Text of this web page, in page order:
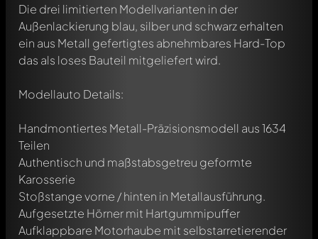
Die drei limitierten Modellvarianten in der
Außenlackierung blau, silber und schwarz erhalten
ein aus Metall gefertigtes abnehmbares Hard-Top
das als loses Bauteil mitgeliefert wird.
Modellauto Details:
Handmontiertes Metall-Präzisionsmodell aus 1634
Teilen
Authentisch und maßstabsgetreu geformte
Karosserie
Stoßstange vorne / hinten in Metallausführung.
Aufgesetzte Hörner mit Hartgummipuffer
Aufklappbare Motorhaube mit selbstarretierender